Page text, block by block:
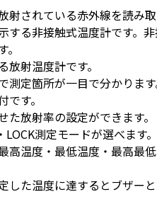
射されている赤外線を読み
する非接触式温度計です。
射温度計です。
定箇所が一目で分かります
す。
放射率の設定ができます。
測定モードが選べます。
高温度・最低温度・最高最
した温度に達するとブザー